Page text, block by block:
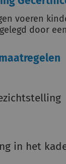
voeren
door
in het